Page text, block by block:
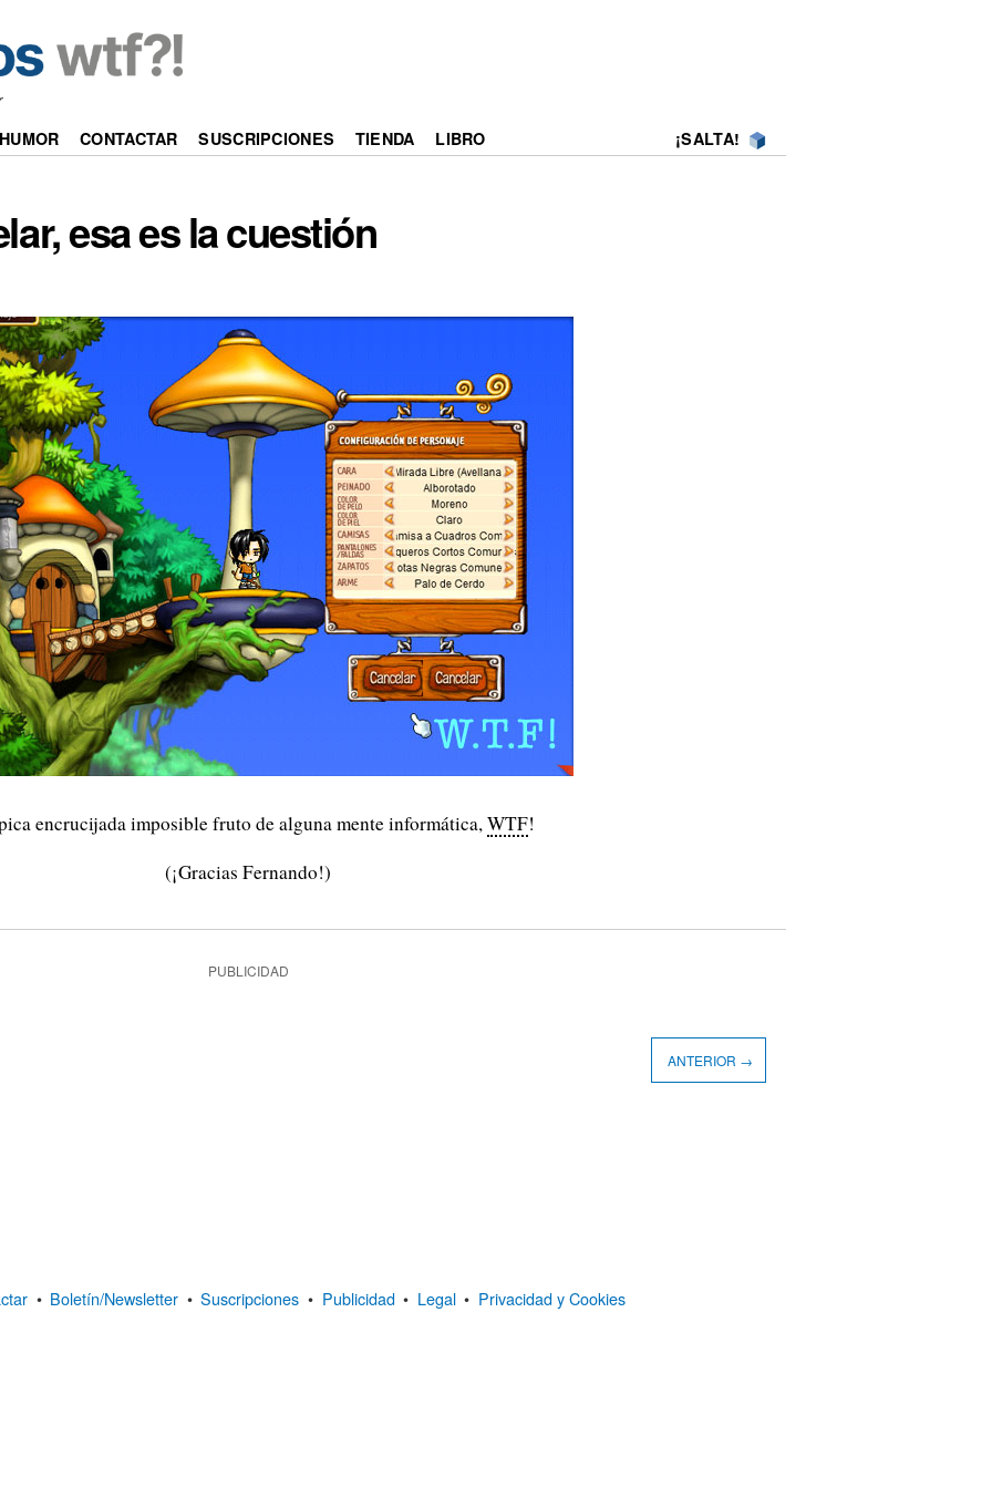
HUMOR CONTACTAR SUSCRIPCIONES TIENDA LIBRO ¡SALTA!
esa es la cuestión
encrucijada imposible fruto de alguna mente informática, WTF!
(¡Gracias Fernando!)
PUBLICIDAD
ANTERIOR →
• Boletín/Newsletter • Suscripciones • Publicidad • Legal • Privacidad y Cookies